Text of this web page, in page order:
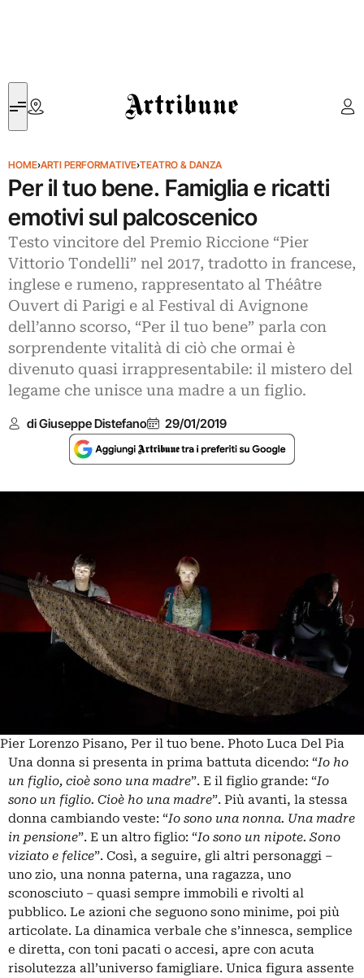
Artribune
HOME›ARTI PERFORMATIVE›TEATRO & DANZA
Per il tuo bene. Famiglia e ricatti
emotivi sul palcoscenico
Testo vincitore del Premio Riccione “Pier
Vittorio Tondelli” nel 2017, tradotto in francese,
inglese e rumeno, rappresentato al Théâtre
Ouvert di Parigi e al Festival di Avignone
dell’anno scorso, “Per il tuo bene” parla con
sorprendente vitalità di ciò che ormai è
divenuto quasi irrappresentabile: il mistero del
legame che unisce una madre a un figlio.
di Giuseppe Distefano 29/01/2019
Pier Lorenzo Pisano, Per il tuo bene. Photo Luca Del Pia
Una donna si presenta in prima battuta dicendo: “Io ho
un figlio, cioè sono una madre”. E il figlio grande: “Io
sono un figlio. Cioè ho una madre”. Più avanti, la stessa
donna cambiando veste: “Io sono una nonna. Una madre
in pensione”. E un altro figlio: “Io sono un nipote. Sono
viziato e felice”. Così, a seguire, gli altri personaggi –
uno zio, una nonna paterna, una ragazza, uno
sconosciuto – quasi sempre immobili e rivolti al
pubblico. Le azioni che seguono sono minime, poi più
articolate. La dinamica verbale che s’innesca, semplice
e diretta, con toni pacati o accesi, apre con acuta
risolutezza all’universo famigliare. Unica figura assente